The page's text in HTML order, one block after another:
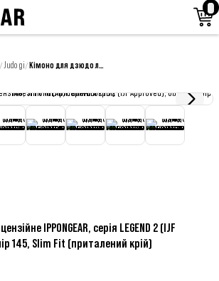
/Judo gi/ Кімоно для дзюдо ліцензійне IPPONGEAR, серія LEGEND 2 (IJF Approved), біле, розмір 145, Slim Fit (приталений крій)
IPPONGEAR, серія LEGEND 2 (IJF
145, Slim Fit (приталений крій)